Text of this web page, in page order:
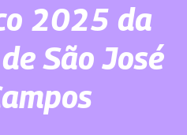
2025 da
São José